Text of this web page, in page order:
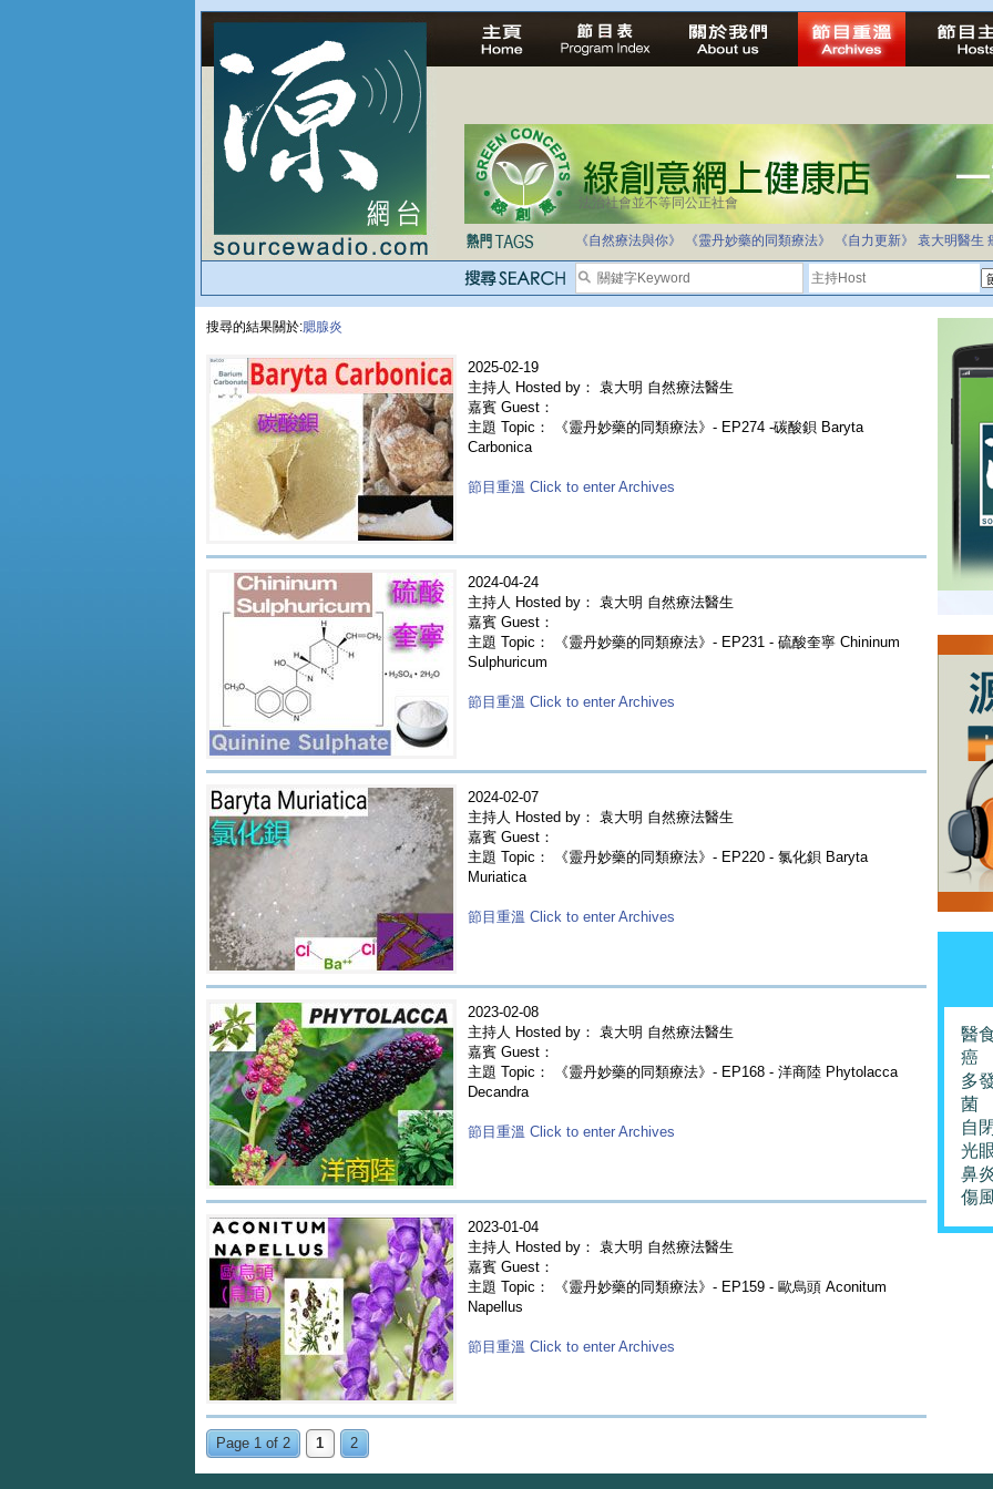
法治社會並不等同公正社會
自家教育合法化-推動多元化教育，全民學卷制
《自然療法與你》
《靈丹妙藥的同類療法》 《自力更新》 袁大明醫生
搜尋的結果關於:腮腺炎
2025-02-19
主持人 Hosted by： 袁大明 自然療法醫生
嘉賓 Guest：
主題 Topic： 《靈丹妙藥的同類療法》- EP274 -碳酸鋇 Baryta
Carbonica
節目重溫 Click to enter Archives
2024-04-24
主持人 Hosted by： 袁大明 自然療法醫生
嘉賓 Guest：
主題 Topic： 《靈丹妙藥的同類療法》- EP231 - 硫酸奎寧 Chininum
Sulphuricum
節目重溫 Click to enter Archives
2024-02-07
主持人 Hosted by： 袁大明 自然療法醫生
嘉賓 Guest：
主題 Topic： 《靈丹妙藥的同類療法》- EP220 - 氯化鋇 Baryta
Muriatica
節目重溫 Click to enter Archives
2023-02-08
主持人 Hosted by： 袁大明 自然療法醫生
嘉賓 Guest：
主題 Topic： 《靈丹妙藥的同類療法》- EP168 - 洋商陸 Phytolacca
Decandra
節目重溫 Click to enter Archives
2023-01-04
主持人 Hosted by： 袁大明 自然療法醫生
嘉賓 Guest：
主題 Topic： 《靈丹妙藥的同類療法》- EP159 - 歐烏頭 Aconitum
Napellus
節目重溫 Click to enter Archives
Page 1 of 2 1 2
醫
癌
多
菌
自
光
鼻
傷